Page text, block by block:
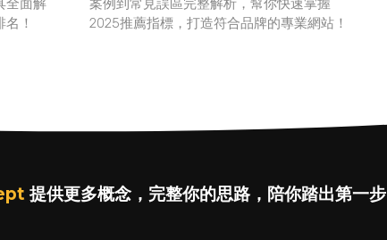
全面解
！
案例到常見誤區完整解析，幫你快速掌握
2025推薦指標，打造符合品牌的專業網站！
提供更多概念，完整你的思路，陪你踏出第一步